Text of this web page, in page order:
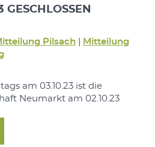
GESCHLOSSEN
Pilsach|
Mitteilung
am 03.10.23 ist die
Neumarkt am 02.10.23